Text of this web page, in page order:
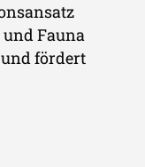
Fauna
fördert